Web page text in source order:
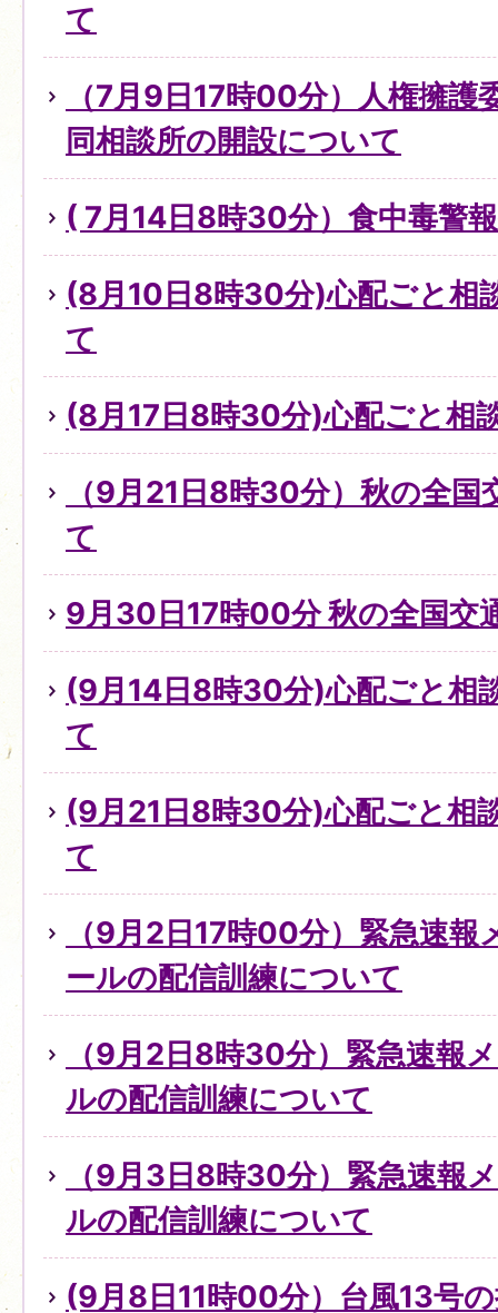
て
（7月9日17時00分）人権擁護
同相談所の開設について
( 7月14日8時30分）食中毒警
(8月10日8時30分)心配ごと相
て
(8月17日8時30分)心配ごと相
（9月21日8時30分）秋の全国
て
9月30日17時00分 秋の全国交
(9月14日8時30分)心配ごと相
て
(9月21日8時30分)心配ごと相
て
（9月2日17時00分）緊急速
ールの配信訓練について
（9月2日8時30分）緊急速報
ルの配信訓練について
（9月3日8時30分）緊急速報
ルの配信訓練について
(9月8日11時00分）台風13号